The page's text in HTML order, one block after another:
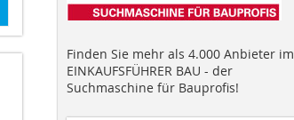
Finden Sie mehr als 4.000 Anbieter im
EINKAUFSFÜHRER BAU - der
Suchmaschine für Bauprofis!